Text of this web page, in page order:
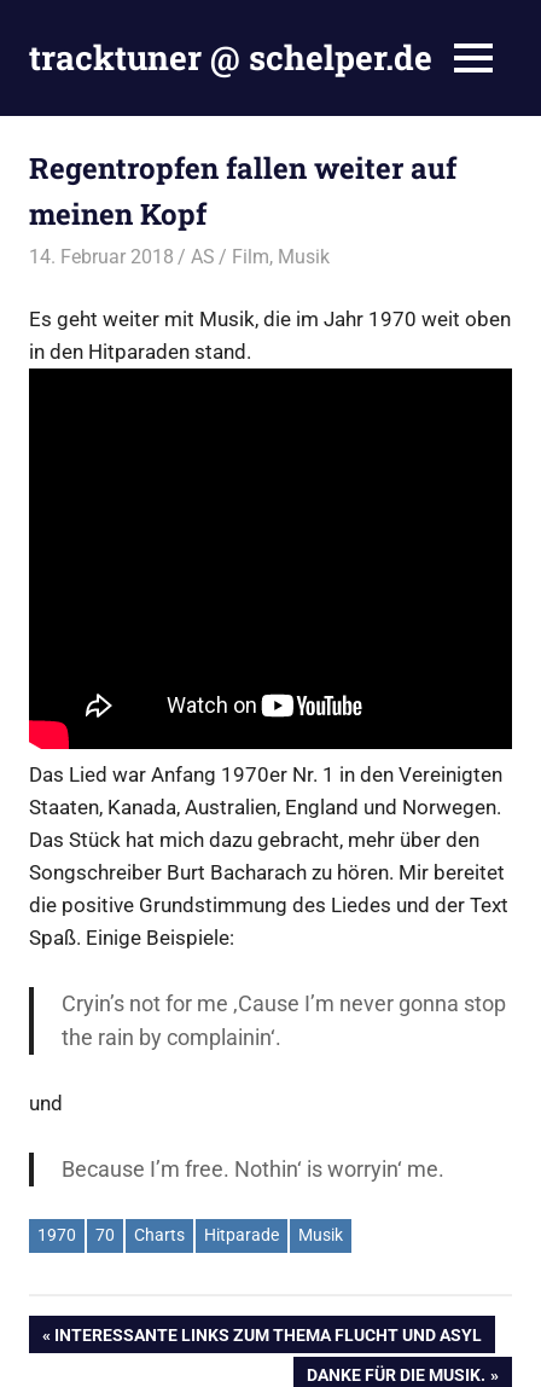
Inhalt
springen
tracktuner @ schelper.de
my
oyster
Hahahaha.
MENÜ
Regentropfen fallen weiter auf
meinen Kopf
14. Februar 2018 AS Film, Musik
Es geht weiter mit Musik, die im Jahr 1970 weit oben
in den Hitparaden stand.
Das Lied war Anfang 1970er Nr. 1 in den Vereinigten
Staaten, Kanada, Australien, England und Norwegen.
Das Stück hat mich dazu gebracht, mehr über den
Songschreiber Burt Bacharach zu hören. Mir bereitet
die positive Grundstimmung des Liedes und der Text
Spaß. Einige Beispiele:
Cryin’s not for me ‚Cause I’m never gonna stop
the rain by complainin‘.
und
Because I’m free. Nothin‘ is worryin‘ me.
1970 70 Charts Hitparade Musik
Beitragsnavigation
VORHERIGER
INTERESSANTE LINKS ZUM THEMA FLUCHT UND ASYL
NÄCHSTER
DANKE FÜR DIE MUSIK.